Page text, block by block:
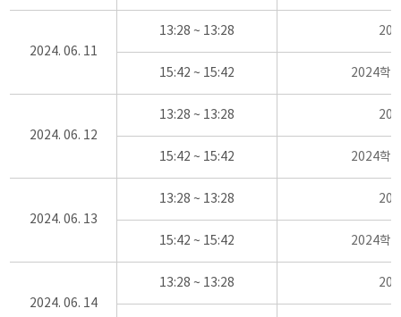
2024. 06. 11
13:28 ~ 13:28
15:42 ~ 15:42 2024학
2024. 06. 12
13:28 ~ 13:28
15:42 ~ 15:42 2024학
2024. 06. 13
13:28 ~ 13:28
15:42 ~ 15:42 2024학
2024. 06. 14
13:28 ~ 13:28